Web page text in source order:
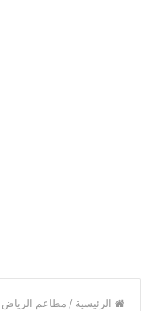
الرئيسية / مطاعم الرياض